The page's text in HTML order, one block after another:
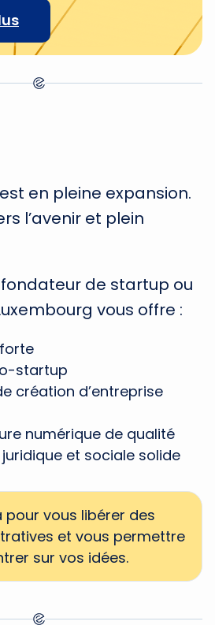
en pleine expansion.
l’avenir et plein
fondateur de startup ou
vous offre :
startup
création d’entreprise
numérique de qualité
et sociale solide
pour vous libérer des
et vous permettre
sur vos idées.